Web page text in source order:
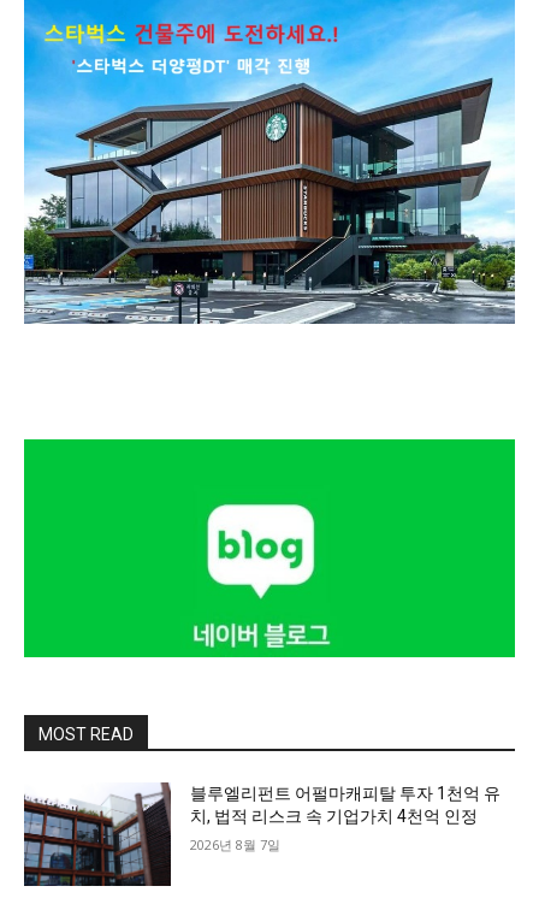
MOST READ
블루엘리펀트 어펄마캐피탈 투자 1천억 유
치, 법적 리스크 속 기업가치 4천억 인정
2026년 8월 7일